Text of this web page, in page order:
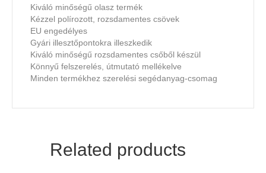
Kiváló minőségű olasz termék
Kézzel polírozott, rozsdamentes csövek
EU engedélyes
Gyári illesztőpontokra illeszkedik
Kiváló minőségű rozsdamentes csőből készül
Könnyű felszerelés, útmutató mellékelve
Minden termékhez szerelési segédanyag-csomag
Related products